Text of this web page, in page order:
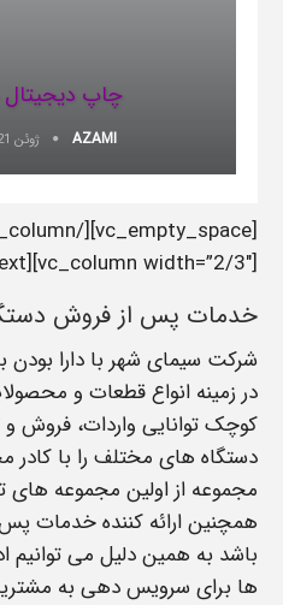
چاپ
AZAMI ژوئن 21, 2023
[vc_column width=”2/3″][vc_column_text]
خدمات پس از فروش
شرکت سیمای شهر با دارا
در زمینه انواع قطعات و
کوچک توانایی واردات، فروش
دستگاه های مختلف را با
مجموعه از اولین مجموعه های
همچنین ارائه کننده خدمات
باشد به همین دلیل می ‌توانیم
ها برای سرویس دهی به